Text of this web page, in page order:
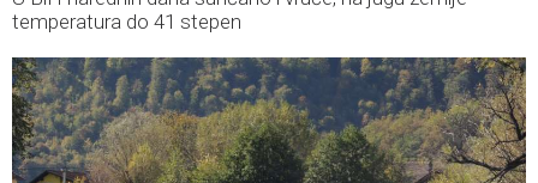
temperatura do 41 stepen